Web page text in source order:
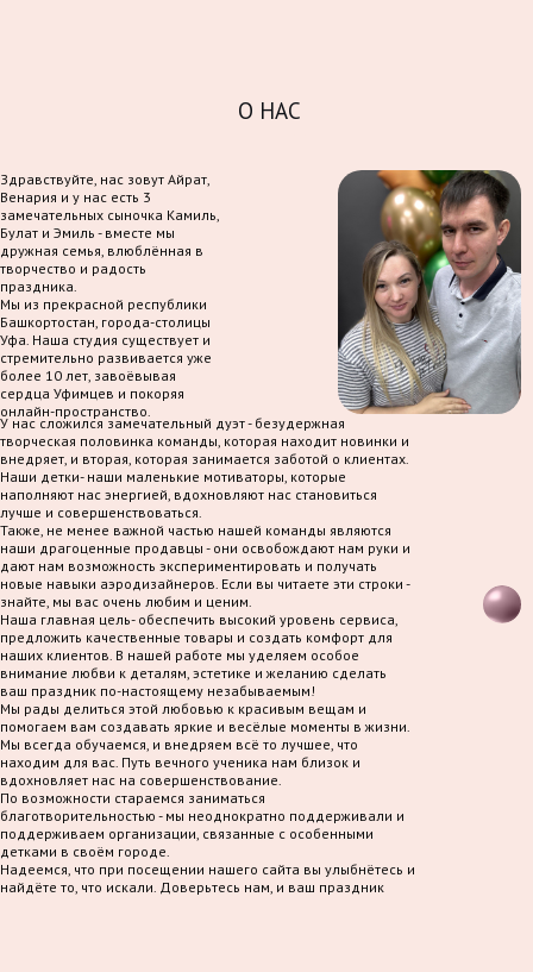
О НАС
Здравствуйте, нас зовут Айрат,
Венария и у нас есть 3
замечательных сыночка Камиль,
Булат и Эмиль - вместе мы
дружная семья, влюблённая в
творчество и радость
праздника.
Мы из прекрасной республики
Башкортостан, города-столицы
Уфа. Наша студия существует и
стремительно развивается уже
более 10 лет, завоёвывая
сердца Уфимцев и покоряя
онлайн-пространство.
У нас сложился замечательный дуэт - безудержная
творческая половинка команды, которая находит новинки и
внедряет, и вторая, которая занимается заботой о клиентах.
Наши детки- наши маленькие мотиваторы, которые
наполняют нас энергией, вдохновляют нас становиться
лучше и совершенствоваться.
Также, не менее важной частью нашей команды являются
наши драгоценные продавцы - они освобождают нам руки и
дают нам возможность экспериментировать и получать
новые навыки аэродизайнеров. Если вы читаете эти строки -
знайте, мы вас очень любим и ценим.
Наша главная цель- обеспечить высокий уровень сервиса,
предложить качественные товары и создать комфорт для
наших клиентов. В нашей работе мы уделяем особое
внимание любви к деталям, эстетике и желанию сделать
ваш праздник по-настоящему незабываемым!
Мы рады делиться этой любовью к красивым вещам и
помогаем вам создавать яркие и весёлые моменты в жизни.
Мы всегда обучаемся, и внедряем всё то лучшее, что
находим для вас. Путь вечного ученика нам близок и
вдохновляет нас на совершенствование.
По возможности стараемся заниматься
благотворительностью - мы неоднократно поддерживали и
поддерживаем организации, связанные с особенными
детками в своём городе.
Надеемся, что при посещении нашего сайта вы улыбнётесь и
найдёте то, что искали. Доверьтесь нам, и ваш праздник